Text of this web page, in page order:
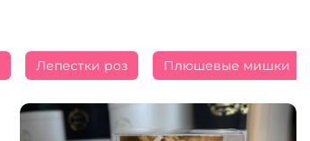
Лепестки роз Плюшевые мишки